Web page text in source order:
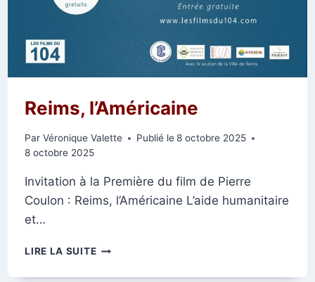
Reims, l’Américaine
Par Véronique Valette Publié le 8 octobre 2025
8 octobre 2025
Invitation à la Première du film de Pierre
Coulon : Reims, l’Américaine L’aide humanitaire
et…
LIRE LA SUITEREIMS,